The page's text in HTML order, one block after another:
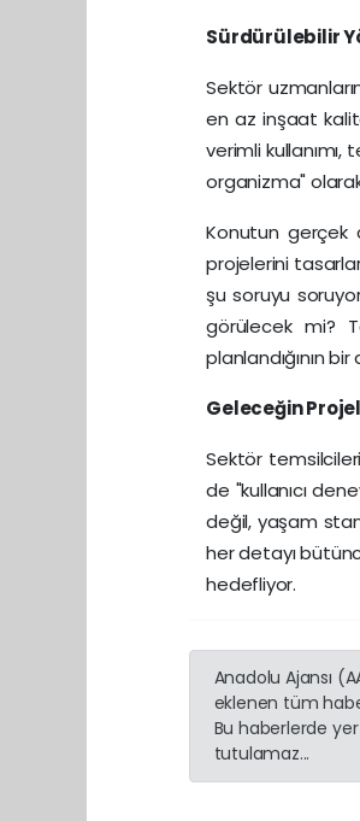
Sürdürülebilir Y
Sektör
en az inşaat
verimli kullanımı,
organizma"
Konutun gerçek
projelerini
şu soruyu
görülecek mi?
planlandığının bir
Geleceğin
Sektör
de "kullanıcı
değil, yaşam
her detayı
hedefliyor.
Anadolu Ajansı
eklenen tüm
Bu haberlerde
tutulamaz...